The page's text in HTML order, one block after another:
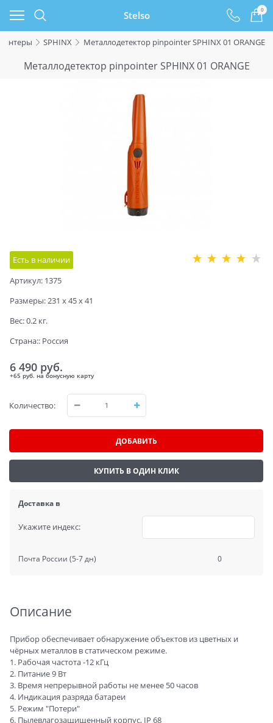
Stelso 0
SPHINX Металлодетектор pinpointer SPHINX 01 ORANGE
Металлодетектор pinpointer SPHINX 01 ORANGE
Есть в наличии
Артикул: 1375
Размеры:231 x 45 x 41
Вес:0.2 кг.
Страна:: Россия
6 490 руб.
+65 руб. на бонусную карту
Количество:
ДОБАВИТЬ
КУПИТЬ В ОДИН КЛИК
Доставка в
Укажите индекс:
Почта России (5-7 дн) 0
Описание
Прибор обеспечивает обнаружение объектов из цветных и
чёрных металлов в статическом режиме.
1. Рабочая частота -12 кГц
2. Питание 9 Вт
3. Время непрерывной работы не менее 50 часов
4. Индикация разряда батареи
5. Режим "Потери"
6. Пылевлагозащищенный корпус, IP 68